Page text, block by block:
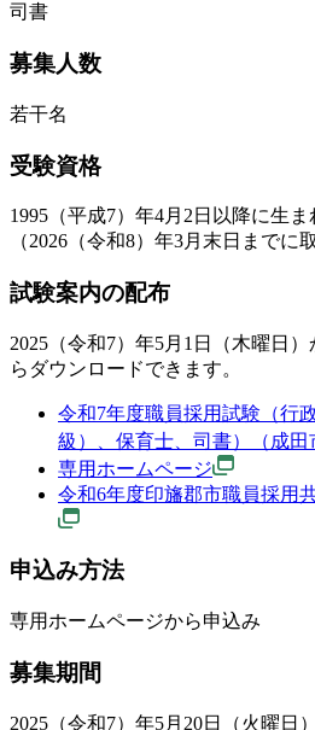
司書
募集人数
若干名
受験資格
1995（平成7）年4月2日以降に生
（2026（令和8）年3月末日までに
試験案内の配布
2025（令和7）年5月1日（木曜日
らダウンロードできます。
令和7年度職員採用試験（行
級）、保育士、司書）（成田
専用ホームページ
令和6年度印旛郡市職員採用
申込み方法
専用ホームページから申込み
募集期間
2025（令和7）年5月20日（火曜日